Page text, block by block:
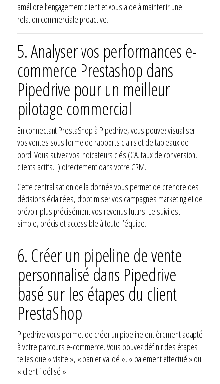
améliore l’engagement client et vous aide à maintenir une
relation commerciale proactive.
5. Analyser vos performances e-
commerce Prestashop dans
Pipedrive pour un meilleur
pilotage commercial
En connectant PrestaShop à Pipedrive, vous pouvez visualiser
vos ventes sous forme de rapports clairs et de tableaux de
bord. Vous suivez vos indicateurs clés (CA, taux de conversion,
clients actifs…) directement dans votre CRM.
Cette centralisation de la donnée vous permet de prendre des
décisions éclairées, d’optimiser vos campagnes marketing et de
prévoir plus précisément vos revenus futurs. Le suivi est
simple, précis et accessible à toute l’équipe.
6. Créer un pipeline de vente
personnalisé dans Pipedrive
basé sur les étapes du client
PrestaShop
Pipedrive vous permet de créer un pipeline entièrement adapté
à votre parcours e-commerce. Vous pouvez définir des étapes
telles que « visite », « panier validé », « paiement effectué » ou
« client fidélisé ».